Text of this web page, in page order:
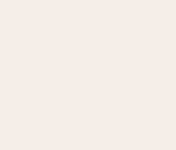
4,7 på Google